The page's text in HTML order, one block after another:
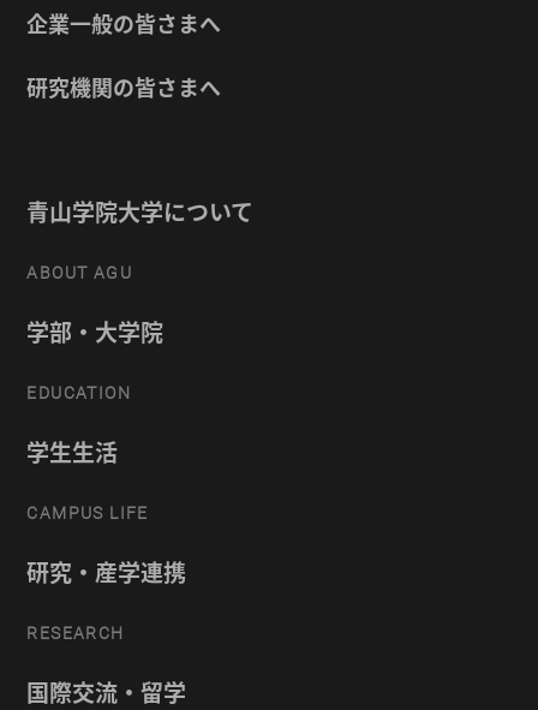
企業一般の皆さまへ
研究機関の皆さまへ
青山学院大学について
ABOUT AGU
学部・大学院
EDUCATION
学生生活
CAMPUS LIFE
研究・産学連携
RESEARCH
国際交流・留学